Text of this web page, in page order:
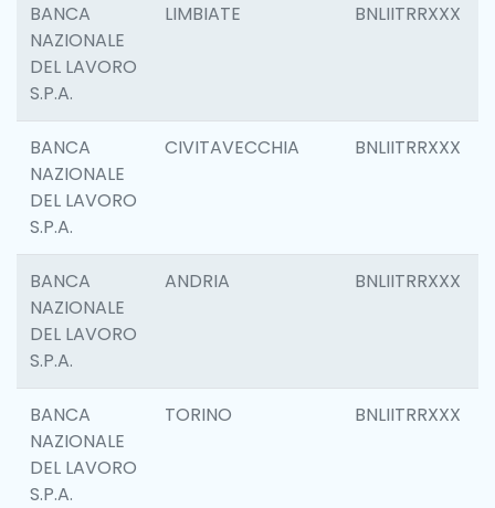
BANCA
NAZIONALE
DEL LAVORO
S.P.A.
LIMBIATE BNLIITRRXXX
BANCA
NAZIONALE
DEL LAVORO
S.P.A.
CIVITAVECCHIA BNLIITRRXXX
BANCA
NAZIONALE
DEL LAVORO
S.P.A.
ANDRIA BNLIITRRXXX
BANCA
NAZIONALE
DEL LAVORO
S.P.A.
TORINO BNLIITRRXXX